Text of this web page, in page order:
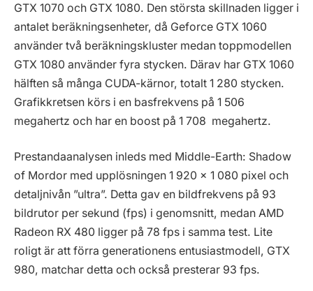
GTX 1070 och GTX 1080. Den största skillnaden ligger i
antalet beräkningsenheter, då Geforce GTX 1060
använder två beräkningskluster medan toppmodellen
GTX 1080 använder fyra stycken. Därav har GTX 1060
hälften så många CUDA-kärnor, totalt 1 280 stycken.
Grafikkretsen körs i en basfrekvens på 1 506
megahertz och har en boost på 1 708 megahertz.
Prestandaanalysen inleds med Middle-Earth: Shadow
of Mordor med upplösningen 1 920 x 1 080 pixel och
detaljnivån ”ultra”. Detta gav en bildfrekvens på 93
bildrutor per sekund (fps) i genomsnitt, medan AMD
Radeon RX 480 ligger på 78 fps i samma test. Lite
roligt är att förra generationens entusiastmodell, GTX
980, matchar detta och också presterar 93 fps.